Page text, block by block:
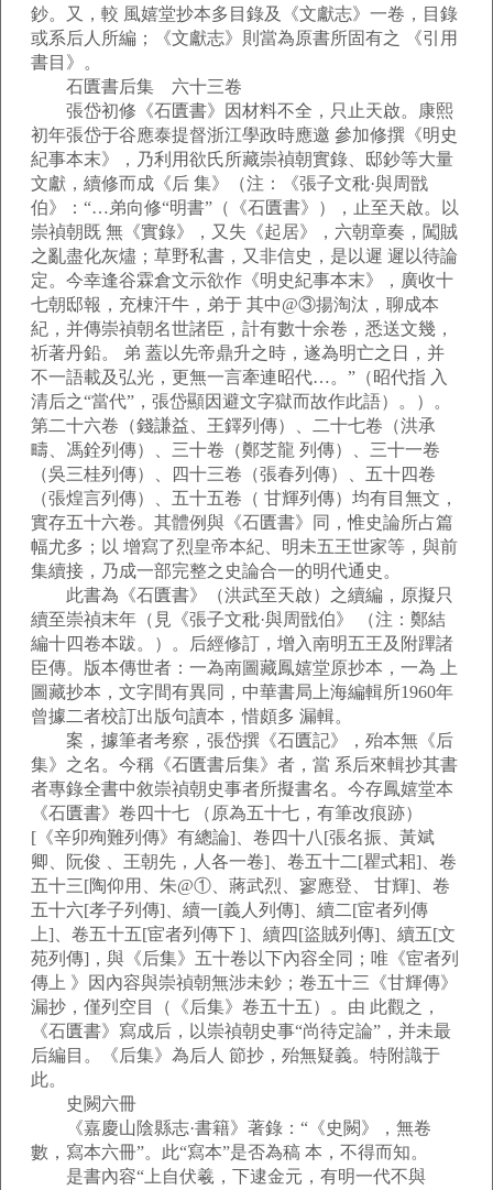
鈔。又，較 風嬉堂抄本多目錄及《文獻志》一卷，目錄
或系后人所編；《文獻志》則當為原書所固有之 《引用
書目》。
石匱書后集 六十三卷
張岱初修《石匱書》因材料不全，只止天啟。康熙
初年張岱于谷應泰提督浙江學政時應邀 參加修撰《明史
紀事本末》，乃利用欲氏所藏崇禎朝實錄、邸鈔等大量
文獻，續修而成《后 集》（注：《張子文秕·與周戩
伯》：“…弟向修“明書”（《石匱書》），止至天啟。以
崇禎朝既 無《實錄》，又失《起居》，六朝章奏，闖賊
之亂盡化灰燼；草野私書，又非信史，是以遲 遲以待論
定。今幸逢谷霖倉文示欲作《明史紀事本末》，廣收十
七朝邸報，充棟汗牛，弟于 其中@③揚淘汰，聊成本
紀，并傳崇禎朝名世諸臣，計有數十余卷，悉送文幾，
祈著丹鉛。 弟 蓋以先帝鼎升之時，遂為明亡之日，并
不一語載及弘光，更無一言牽連昭代…。”（昭代指 入
清后之“當代”，張岱顯因避文字獄而故作此語）。）。
第二十六卷（錢謙益、王鐸列傳）、二十七卷（洪承
疇、馮銓列傳）、三十卷（鄭芝龍 列傳）、三十一卷
（吳三桂列傳）、四十三卷（張春列傳）、五十四卷
（張煌言列傳）、五十五卷（ 甘輝列傳）均有目無文，
實存五十六卷。其體例與《石匱書》同，惟史論所占篇
幅尤多；以 增寫了烈皇帝本紀、明未五王世家等，與前
集續接，乃成一部完整之史論合一的明代通史。
此書為《石匱書》（洪武至天啟）之續編，原擬只
續至崇禎末年（見《張子文秕·與周戩伯》 （注：鄭結
編十四卷本跋。）。后經修訂，增入南明五王及附蹕諸
臣傳。版本傳世者：一為南圖藏鳳嬉堂原抄本，一為 上
圖藏抄本，文字間有異同，中華書局上海編輯所1960年
曾據二者校訂出版句讀本，惜頗多 漏輯。
案，據筆者考察，張岱撰《石匱記》，殆本無《后
集》之名。今稱《石匱書后集》者，當 系后來輯抄其書
者專錄全書中敘崇禎朝史事者所擬書名。今存鳳嬉堂本
《石匱書》卷四十七 （原為五十七，有筆改痕跡）
[《辛卯殉難列傳》有總論]、卷四十八[張名振、黃斌
卿、阮俊 、王朝先，人各一卷]、卷五十二[瞿式耜]、卷
五十三[陶仰用、朱@①、蔣武烈、寥應登、 甘輝]、卷
五十六[孝子列傳]、續一[義人列傳]、續二[宦者列傳
上]、卷五十五[宦者列傳下 ]、續四[盜賊列傳]、續五[文
苑列傳]，與《后集》五十卷以下內容全同；唯《宦者列
傳上 》因內容與崇禎朝無涉未鈔；卷五十三《甘輝傳》
漏抄，僅列空目（《后集》卷五十五）。由 此觀之，
《石匱書》寫成后，以崇禎朝史事“尚待定論”，并未最
后編目。《后集》為后人 節抄，殆無疑義。特附識于
此。
史闕六冊
《嘉慶山陰縣志·書籍》著錄：“《史闕》，無卷
數，寫本六冊”。此“寫本”是否為稿 本，不得而知。
是書內容“上自伏羲，下逮金元，有明一代不與